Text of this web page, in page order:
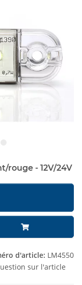
rouge - 12V/24V
d'article: LM4550
sur l'article